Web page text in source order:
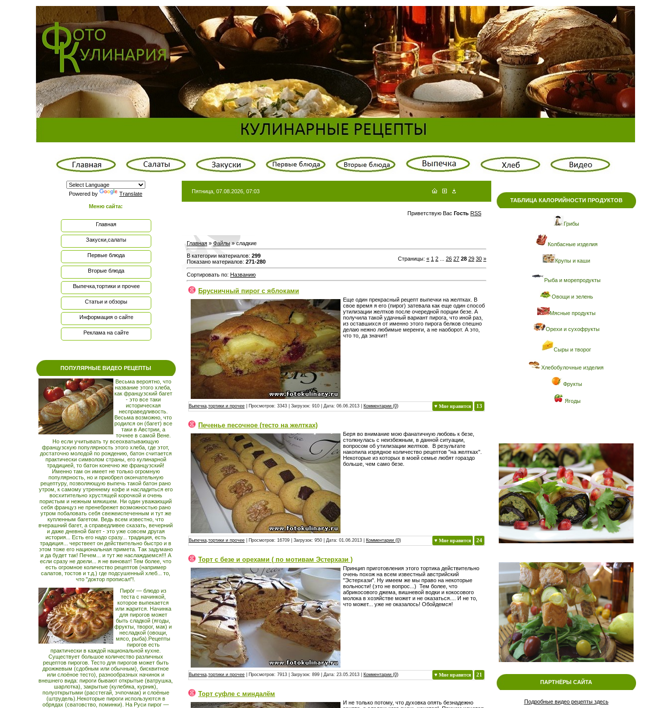
Powered by Translate
Меню сайта:
Главная
Закуски,салаты
Первые блюда
Вторые блюда
Выпечка,тортики и прочее
Статьи и обзоры
Информация о сайте
Реклама на сайте
ПОПУЛЯРНЫЕ ВИДЕО РЕЦЕПТЫ
Весьма вероятно, что
название этого хлеба,
как французский багет
- это все таки
историческая
несправедливость.
Весьма возможно, что
родился он (багет) все
таки в Австрии, а
точнее в самой Вене.
Но если учитывать ту всеохватывающую
французскую популярность этого хлеба, где этот,
достаточно молодой по рождению, батон считается
практически символом страны, его кулинарной
традицией, то батон конечно же французский!
Именно там он имеет не только огромную
популярность, но и приобрел окончательную
рецептуру, позволяющую выпечь такой батон рано
утром, к самому утреннему кофе и насладиться его
восхитительно хрустящей корочкой и очень
пористым и нежным мякишем. Ни один уважающий
себя француз не пренебрежет возможностью рано
утром побаловать себя свежеиспеченным и тут же
купленным багетом. Ведь всем известно, что
вчерашний багет, а справедливее сказать, вечерний
и даже дневной багет - это уже совсем другая
история... Есть его надо сразу... традиция, есть
традиция... черствеет он действительно быстро и в
этом тоже его национальная примета. Так задумано
и да будет так! Печем... и тут же наслаждаемся!!! А
если сразу не доели... я не виноват! Тем более, что
есть огромное количество рецептов (например
салатов, тостов и т.д.) где подсушенный хлеб... то,
что "доктор прописал"!.
Пиро́г — блюдо из
теста с начинкой,
которое выпекается
или жарится. Начинка
для пирогов может
быть сладкой (ягоды,
фрукты, творог, мак) и
несладкой (овощи,
мясо, рыба).Рецепты
пирогов есть
практически в каждой национальной кухне.
Существует большое количество различных
рецептов пирогов. Тесто для пирогов может быть
дрожжевым (сдобным или обычным), бисквитное
или слоёное тесто), разнообразных начинок и
внешнего вида: пироги бывают открытые (ватрушка,
шарлотка), закрытые (кулебяка, курник),
полуоткрытыми (расстегай, эчпочмак) и слоёные
(штрудель).Некоторые пироги используются в
обрядах (сватовство, поминки). На Руси пирог —
Пятница, 07.08.2026, 07:03
Приветствую Вас Гость RSS
Главная » Файлы » сладкие
В категории материалов: 299
Показано материалов: 271-280 Страницы: « 1 2 26 27 28 29 30 »
Сортировать по: Названию
Брусничный пирог с яблоками
Еще один прекрасный рецепт выпечки на желтках. В
свое время я его (пирог) затевала как еще один способ
утилизации желтков после очередной порции безе. А
получила такой удачный вариант пирога, что иной раз,
из оставшихся от именно этого пирога белков спешно
делаю нежно любимые меренги, а не наоборот. А это,
что то, да значит!
♥ Мне нравится 13
Выпечка,тортики и прочее | Просмотров: 3343 | Загрузок: 910 | Дата: 06.06.2013 Комментарии (0)
Печенье песочное (тесто на желтках)
Беря во внимание мою фанатичную любовь к безе,
столкнулась с неизбежным, в данной ситуации,
вопросом об утилизации желтков. В результате
накопила изрядное количество рецептов "на желтках".
Некоторые из которых в моей семье любят гораздо
больше, чем само безе.
♥ Мне нравится 24
Выпечка,тортики и прочее | Просмотров: 16709 | Загрузок: 950 | Дата: 01.06.2013 Комментарии (0)
Торт с безе и орехами ( по мотивам Эстерхази )
Принцип приготовления этого тортика действительно
очень похож на всем известный австрийский
"Эстерхази". Ну имеем же мы право на некоторые
вольности! (это не вопрос...) Тем более, что
абрикосового джема, вишневой водки и кокосового
молока в хозяйстве может и не оказаться.... И не то,
что может... уже не оказалось! Обойдемся!
♥ Мне нравится 21
Выпечка,тортики и прочее | Просмотров: 7913 | Загрузок: 899 | Дата: 23.05.2013 Комментарии (0)
Торт суфле с миндалём
И не только потому, что духовка опять безнадежно
ТАБЛИЦА КАЛОРИЙНОСТИ ПРОДУКТОВ
Грибы
Колбасные изделия
Крупы и каши
Рыба и морепродукты
Овощи и зелень
Мясные продукты
Орехи и сухофрукты
Сыры и творог
Хлебобулочные изделия
Фрукты
Ягоды
ПАРТНЁРЫ САЙТА
Подробные видео рецепты здесь